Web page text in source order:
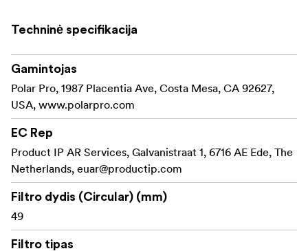
natural light. Field-tested to hold up on set and in motion.
KEY FEATURES
Warm Highlight Glow
Subtle Diffusion
Refined Aluminum Frame
Cinema Series Glass
Balanced Skin Tones
Techninė specifikacija
Gamintojas
Polar Pro, 1987 Placentia Ave, Costa Mesa, CA 92627,
USA, www.polarpro.com
EC Rep
Product IP AR Services, Galvanistraat 1, 6716 AE Ede, The
Netherlands, euar@productip.com
Filtro dydis (Circular) (mm)
49
Filtro tipas